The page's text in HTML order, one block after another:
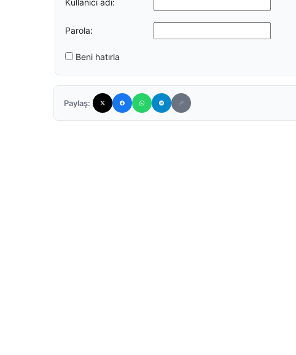
Parola:
Beni hatırla
Paylaş: